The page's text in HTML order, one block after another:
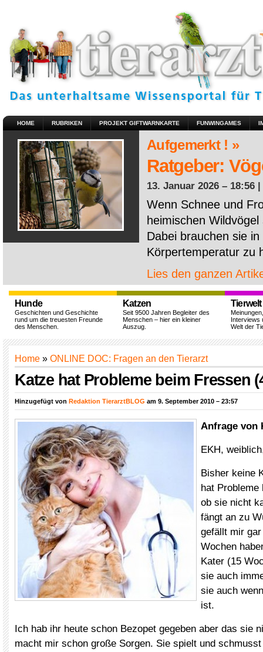
HOME RUBRIKEN PROJEKT GIFTWARNKARTE FUNWINGAMES
Aufgemerkt ! »
Ratgeber:
13. Januar 2026 – 18:56 |
Wenn Schnee und
heimischen
Dabei brauchen sie
Körpertemperatur zu
Lies den ganzen
Hunde
Geschichten und Geschichte
rund um die treuesten Freunde
des Menschen.
Katzen
Seit 9500 Jahren Begleiter des
Menschen – hier ein kleiner
Auszug.
Tierwelt
Interviews
Welt der
Home » ONLINE DOC: Fragen an den Tierarzt
Katze hat Probleme beim Fressen
Hinzugefügt von Redaktion TierarztBLOG am 9. September 2010 – 23:57
Anfrage von
EKH,
Bisher keine
hat
ob sie nicht
fängt an zu
gefällt mir
Wochen
Kater (15
sie auch
sie auch
ist.
Ich hab ihr heute schon Bezopet gegeben aber das sie
macht mir schon große Sorgen. Sie spielt und